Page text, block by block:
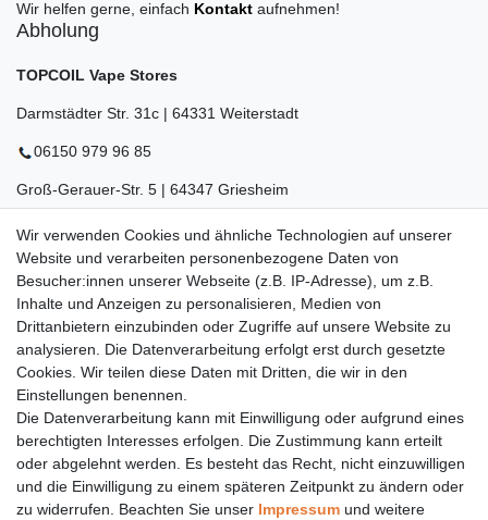
Wir helfen gerne, einfach Kontakt aufnehmen!
Abholung
TOPCOIL Vape Stores
Darmstädter Str. 31c | 64331 Weiterstadt
06150 979 96 85
Groß-Gerauer-Str. 5 | 64347 Griesheim
06155 834 88 58
Eberstädter Str. 21 | 64319 Pfungstadt
06157 984 88 55
Öffnungszeiten finden Sie hier: www.topcoil.de
E-MAIL **
Newsletter
Honig
Hiermit bestätige ich, dass ich dieDaten­schutz­erklärunggelesen habe.
Meine Einwilligung kann ich jederzeit widerrufen.**
Abonnieren
Wir verwenden Cookies und ähnliche Technologien auf unserer
Website und verarbeiten personenbezogene Daten von
Besucher:innen unserer Webseite (z.B. IP-Adresse), um z.B.
Inhalte und Anzeigen zu personalisieren, Medien von
Drittanbietern einzubinden oder Zugriffe auf unsere Website zu
analysieren. Die Datenverarbeitung erfolgt erst durch gesetzte
Cookies. Wir teilen diese Daten mit Dritten, die wir in den
Einstellungen benennen.
Die Datenverarbeitung kann mit Einwilligung oder aufgrund eines
berechtigten Interesses erfolgen. Die Zustimmung kann erteilt
oder abgelehnt werden. Es besteht das Recht, nicht einzuwilligen
und die Einwilligung zu einem späteren Zeitpunkt zu ändern oder
zu widerrufen. Beachten Sie unser Impressum und weitere